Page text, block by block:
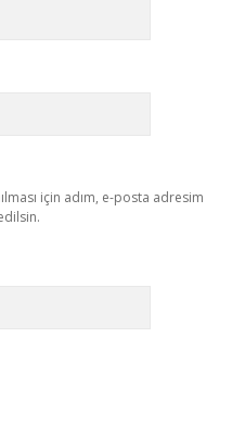
için adım, e-posta adresim